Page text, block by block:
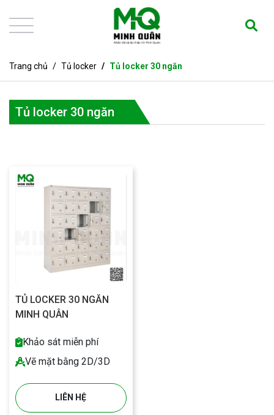
Trang chủ Tủ locker Tủ locker 30 ngăn
Tủ locker 30 ngăn
TỦ LOCKER 30 NGĂN
MINH QUÂN
Khảo sát miễn phí
Vẽ mặt bằng 2D/3D
LIÊN HỆ